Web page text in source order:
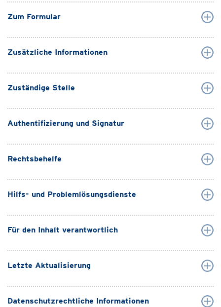
Zum Formular
Zusätzliche Informationen
Zuständige Stelle
Authentifizierung und Signatur
Rechtsbehelfe
Hilfs- und Problemlösungsdienste
Für den Inhalt verantwortlich
Letzte Aktualisierung
Datenschutzrechtliche Informationen